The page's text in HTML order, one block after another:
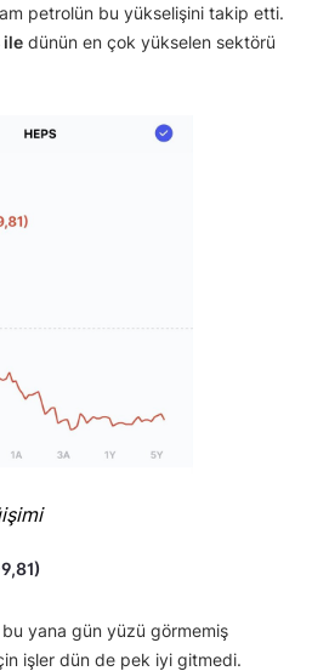
petrolün bu yükselişini takip etti.
ile dünün en çok yükselen sektörü
bu yana gün yüzü görmemiş
işler dün de pek iyi gitmedi.